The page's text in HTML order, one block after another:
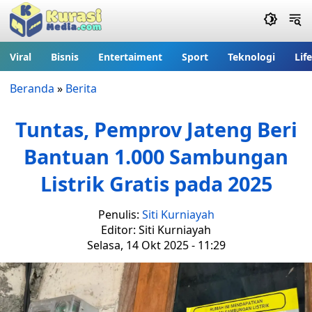
Viral Bisnis Entertaiment Sport Teknologi
Beranda » Berita
Tuntas, Pemprov Jateng Beri
Bantuan 1.000 Sambungan
Listrik Gratis pada 2025
Penulis: Siti Kurniayah
Editor: Siti Kurniayah
Selasa, 14 Okt 2025 - 11:29